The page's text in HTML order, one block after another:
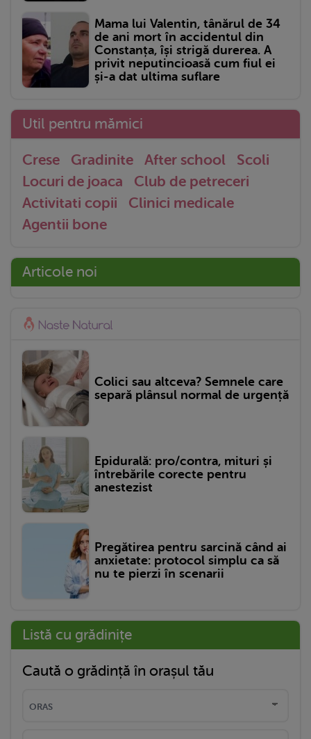
Mama lui Valentin, tânărul de 34
de ani mort în accidentul din
Constanța, își strigă durerea. A
privit neputincioasă cum fiul ei
și-a dat ultima suflare
Util pentru mămici
Crese Gradinite After school
Scoli
Locuri de joaca
Club de petreceri
Activitati copii
Clinici medicale
Agentii bone
Articole noi
Colici sau altceva? Semnele care
separă plânsul normal de urgență
Epidurală: pro/contra, mituri și
întrebările corecte pentru
anestezist
Pregătirea pentru sarcină când ai
anxietate: protocol simplu ca să
nu te pierzi în scenarii
Listă cu grădinițe
Caută o grădință în orașul tău